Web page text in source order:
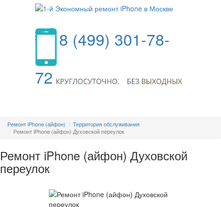
8 (499) 301-78-
72
Ремонт iPhone (айфон)
Территория обслуживания
Ремонт iPhone (айфон) Духовской переулок
Ремонт iPhone (айфон) Духовской
переулок